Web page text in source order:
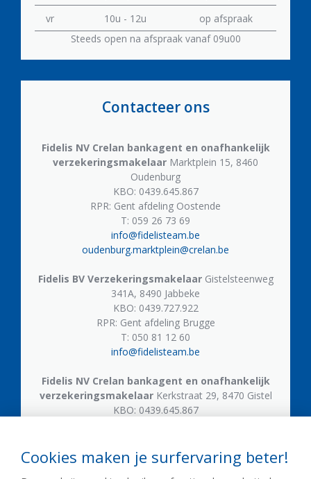
vr
10u - 12u
op afspraak
Steeds open na afspraak vanaf 09u00
Contacteer ons
Fidelis NV Crelan bankagent en onafhankelijk
verzekeringsmakelaar Marktplein 15, 8460
Oudenburg
KBO: 0439.645.867
RPR: Gent afdeling Oostende
T: 059 26 73 69
info@fidelisteam.be
oudenburg.marktplein@crelan.be
Fidelis BV VerzekeringsmakelaarGistelsteenweg
341A, 8490 Jabbeke
KBO: 0439.727.922
RPR: Gent afdeling Brugge
T: 050 81 12 60
info@fidelisteam.be
Fidelis NV Crelan bankagent en onafhankelijk
verzekeringsmakelaarKerkstraat 29, 8470 Gistel
KBO: 0439.645.867
Crelan bankagent en onafhankelijk
Cookies maken je surfervaring beter!